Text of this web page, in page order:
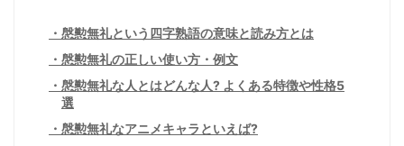
慇懃無礼という四字熟語の意味と読み方とは
慇懃無礼の正しい使い方・例文
慇懃無礼な人とはどんな人? よくある特徴や性格5
選
慇懃無礼なアニメキャラといえば?